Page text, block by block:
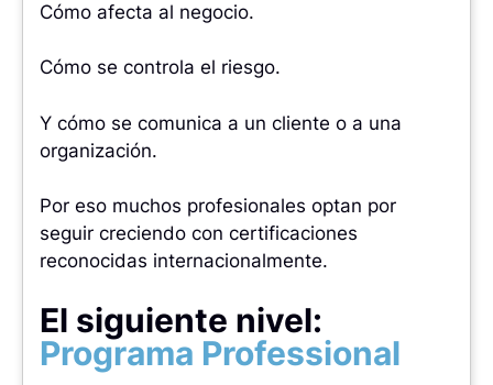
Cómo afecta al negocio.
Cómo se controla el riesgo.
Y cómo se comunica a un cliente o a una
organización.
Por eso muchos profesionales optan por
seguir creciendo con certificaciones
reconocidas internacionalmente.
El siguiente nivel:
Programa Professional